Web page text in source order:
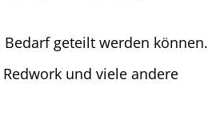
Bedarf geteilt werden können.
und viele andere